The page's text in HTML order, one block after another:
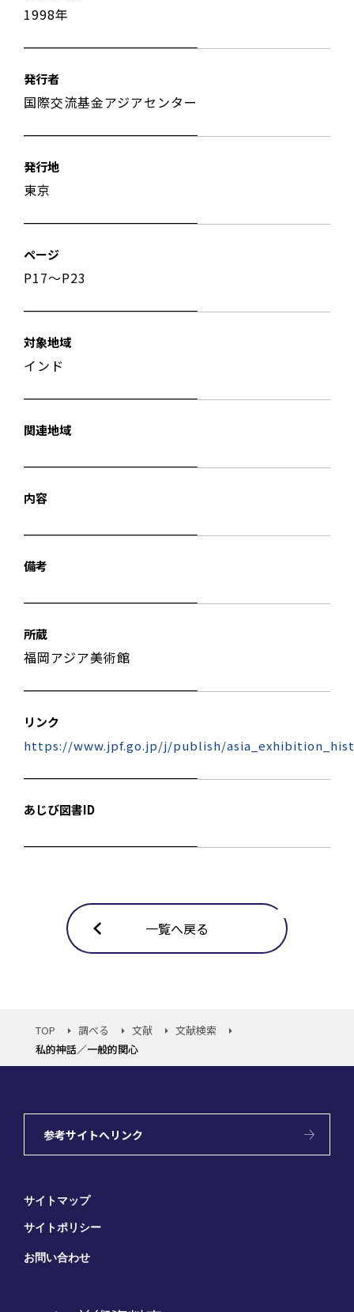
1998年
発行者
国際交流基金アジアセンター
発行地
東京
ページ
P17〜P23
対象地域
インド
関連地域
内容
備考
所蔵
福岡アジア美術館
リンク
https://www.jpf.go.jp/j/publish/
あじび図書ID
一覧へ戻る
TOP 調べる 文献
文献検索
私的神話／一般的関心
参考サイトへリンク
サイトマップ
サイトポリシー
お問い合わせ